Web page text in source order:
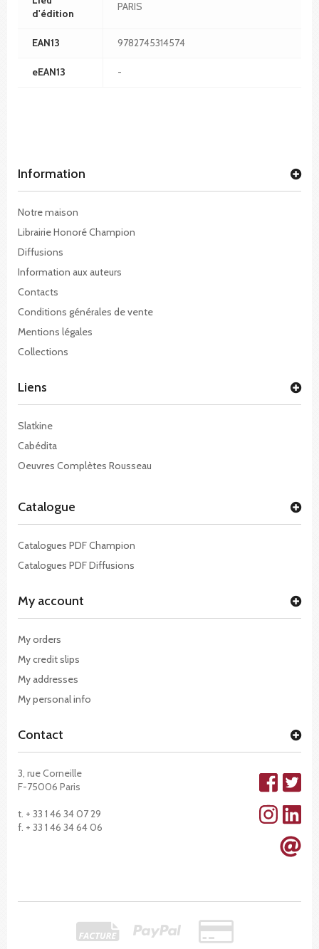
d'édition
PARIS
EAN13 9782745314574
eEAN13 -
Information
Notre maison
Librairie Honoré Champion
Diffusions
Information aux auteurs
Contacts
Conditions générales de vente
Mentions légales
Collections
Liens
Slatkine
Cabédita
Oeuvres Complètes Rousseau
Catalogue
Catalogues PDF Champion
Catalogues PDF Diffusions
My account
My orders
My credit slips
My addresses
My personal info
Contact
3, rue Corneille
F-75006 Paris
t. + 33 1 46 34 07 29
f. + 33 1 46 34 64 06